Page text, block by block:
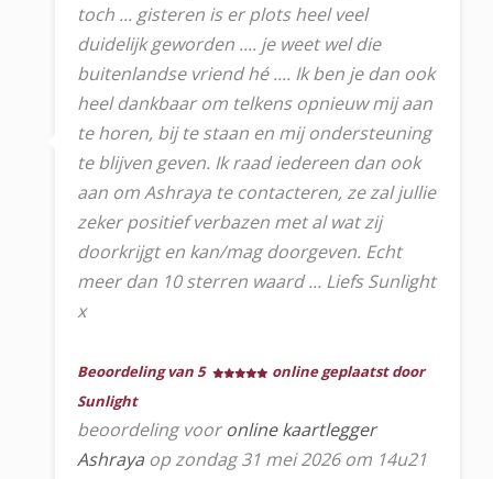
toch ... gisteren is er plots heel veel
duidelijk geworden .... je weet wel die
buitenlandse vriend hé .... Ik ben je dan ook
heel dankbaar om telkens opnieuw mij aan
te horen, bij te staan en mij ondersteuning
te blijven geven. Ik raad iedereen dan ook
aan om Ashraya te contacteren, ze zal jullie
zeker positief verbazen met al wat zij
doorkrijgt en kan/mag doorgeven. Echt
meer dan 10 sterren waard ... Liefs Sunlight
x
Beoordeling van 5
online geplaatst door
Sunlight
beoordeling vooronline kaartlegger
Ashraya op zondag 31 mei 2026 om 14u21